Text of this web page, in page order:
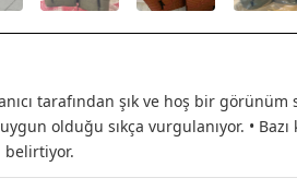
tarafından şık ve hoş bir
olduğu sıkça vurgulanıyor. • Bazı
belirtiyor.